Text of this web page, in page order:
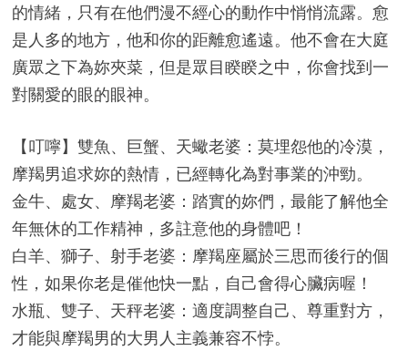
的情緒，只有在他們漫不經心的動作中悄悄流露。愈
是人多的地方，他和你的距離愈遙遠。他不會在大庭
廣眾之下為妳夾菜，但是眾目睽睽之中，你會找到一
對關愛的眼的眼神。
【叮嚀】雙魚、巨蟹、天蠍老婆：莫埋怨他的冷漠，
摩羯男追求妳的熱情，已經轉化為對事業的沖勁。
金牛、處女、摩羯老婆：踏實的妳們，最能了解他全
年無休的工作精神，多註意他的身體吧！
白羊、獅子、射手老婆：摩羯座屬於三思而後行的個
性，如果你老是催他快一點，自己會得心臟病喔！
水瓶、雙子、天秤老婆：適度調整自己、尊重對方，
才能與摩羯男的大男人主義兼容不悖。